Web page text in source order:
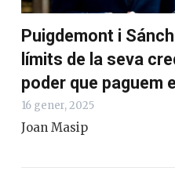
Puigdemont i
límits de la seva
poder que paguem
16 gener, 2025
Joan Masip